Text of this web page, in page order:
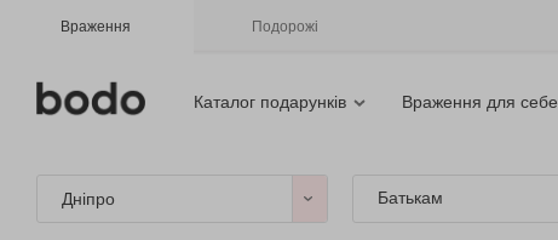
Враження Подорожі
Каталог подарунків Враження для себе
Дніпро Батькам